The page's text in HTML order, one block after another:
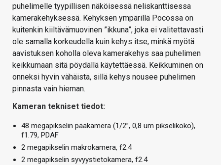
puhelimelle tyypillisen näköisessä neliskanttisessa
kamerakehyksessä. Kehyksen ympärillä Pocossa on
kuitenkin kiiltävämuovinen ”ikkuna”, joka ei valitettavasti
ole samalla korkeudella kuin kehys itse, minkä myötä
aavistuksen koholla oleva kamerakehys saa puhelimen
keikkumaan sitä pöydällä käytettäessä. Keikkuminen on
onneksi hyvin vähäistä, sillä kehys nousee puhelimen
pinnasta vain hieman.
Kameran tekniset tiedot:
48 megapikselin pääkamera (1/2”, 0,8 um pikselikoko),
f1.79, PDAF
2 megapikselin makrokamera, f2.4
2 megapikselin syvyystietokamera, f2.4